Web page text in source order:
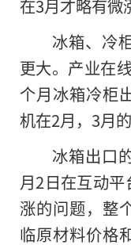
在3月才略有微
冰箱、冷
更大。产业在
个月冰箱冷柜
机在2月，3月
冰箱出口
月2日在互动
涨的问题，整
临原材料价格